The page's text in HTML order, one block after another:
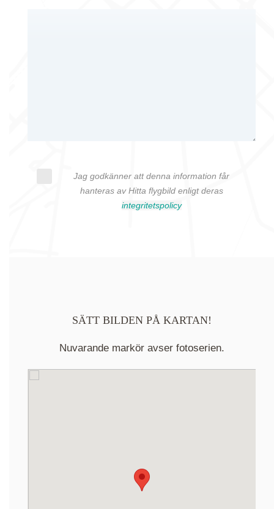
Jag godkänner att denna information får
hanteras av Hitta flygbild enligt deras
integritetspolicy
SÄTT BILDEN PÅ KARTAN!
Nuvarande markör avser fotoserien.